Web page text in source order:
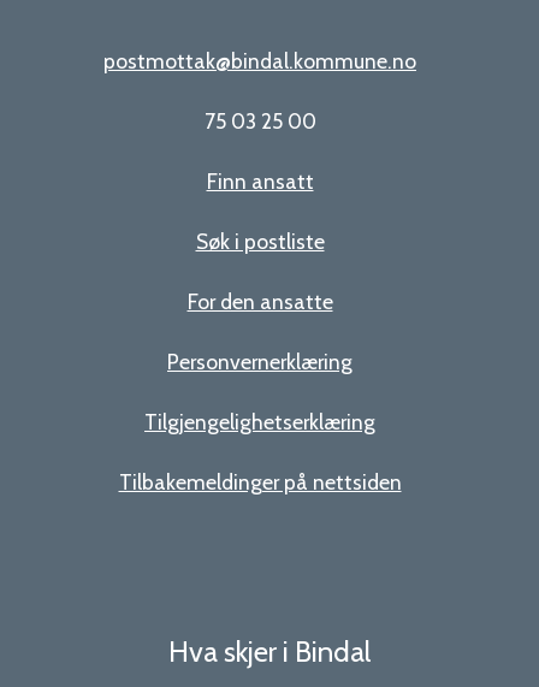
postmottak@bindal.kommune.no
75 03 25 00
Finn ansatt
Søk i postliste
For den ansatte
Personvernerklæring
Tilgjengelighetserklæring
Tilbakemeldinger på nettsiden
Hva skjer i Bindal